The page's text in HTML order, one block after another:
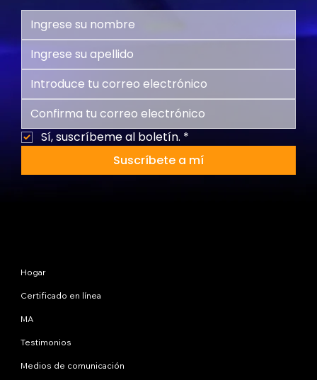
Sí, suscríbeme al boletín. *
Suscríbete a mí
Hogar
Certificado en línea
MA
Testimonios
Medios de comunicación